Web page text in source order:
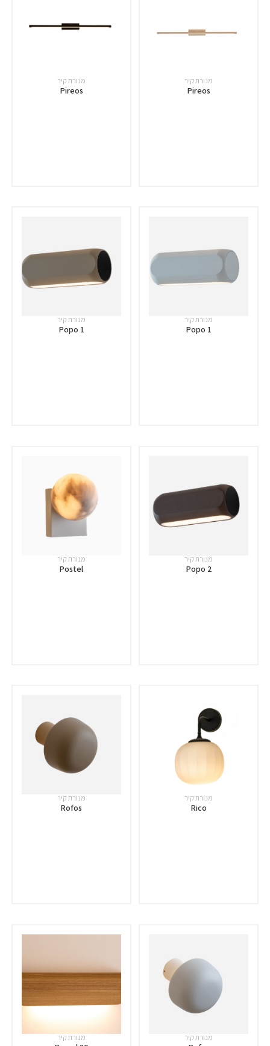
מנורת קיר
Pireos
מנורת קיר
Pireos
מנורת קיר
Popo 1
מנורת קיר
Popo 1
מנורת קיר
Popo 2
מנורת קיר
Postel
מנורת קיר
Rico
מנורת קיר
Rofos
מנורת קיר מנורת קיר